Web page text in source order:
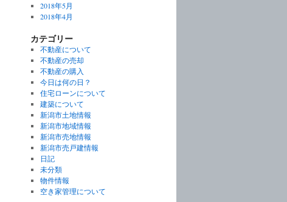
2018年5月
2018年4月
カテゴリー
不動産について
不動産の売却
不動産の購入
今日は何の日？
住宅ローンについて
建築について
新潟市土地情報
新潟市地域情報
新潟市売地情報
新潟市売戸建情報
日記
未分類
物件情報
空き家管理について